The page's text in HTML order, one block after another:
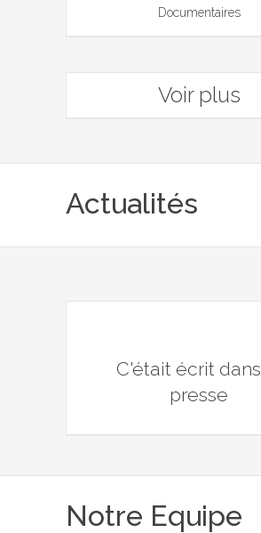
Documentaires
Voir plus
Actualités
C'était écrit
presse
Notre Equipe